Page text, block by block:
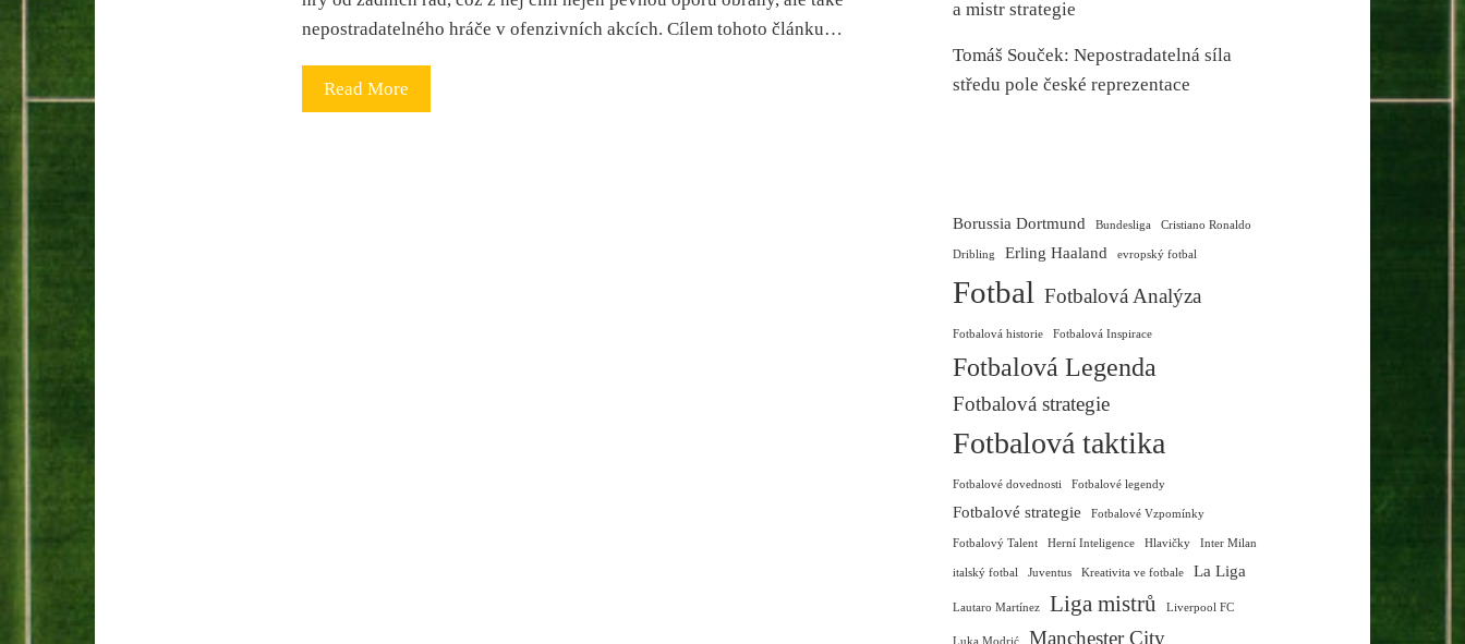
nepostradatelného hráče v ofenzivních akcích. Cílem tohoto článku…
Read More
a mistr strategie
Tomáš Souček: Nepostradatelná síla
středu pole české reprezentace
Borussia Dortmund Bundesliga Cristiano Ronaldo
Dribling Erling Haaland evropský fotbal
Fotbal Fotbalová Analýza
Fotbalová historie Fotbalová Inspirace
Fotbalová Legenda
Fotbalová strategie
Fotbalová taktika
Fotbalové dovednosti Fotbalové legendy
Fotbalové strategie Fotbalové Vzpomínky
Fotbalový Talent Herní Inteligence Hlavičky Inter Milan
italský fotbal Juventus Kreativita ve fotbale La Liga
Lautaro Martínez Liga mistrů Liverpool FC
Luka Modrić Manchester City